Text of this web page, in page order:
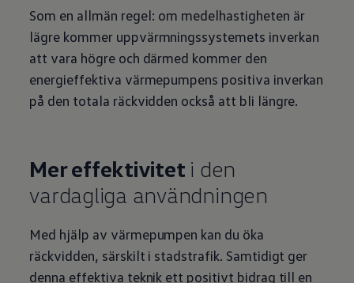
Serviceavtal & Försäkring
Volkswagen Serviceavtal
Volkswagen försäkring
Volkswagen Betalskydd
Boka provkörning
Offertförfrågan
Hitta din återförsäljare
Om Volkswagen
GDPR
Integritetspolicyn
Juridiskt
VSS Personuppgiftshantering
Jobba hos oss
Arbeta hos våra återförsäljare
Arbeta hos Volkswagen
Som en allmän regel: om medelhastigheten är
lägre kommer uppvärmningssystemets inverkan
att vara högre och därmed kommer den
energieffektiva värmepumpens positiva inverkan
på den totala räckvidden också att bli längre.
Mer effektivitet i den
vardagliga användningen
Med hjälp av värmepumpen kan du öka
räckvidden, särskilt i stadstrafik. Samtidigt ger
denna effektiva teknik ett positivt bidrag till en